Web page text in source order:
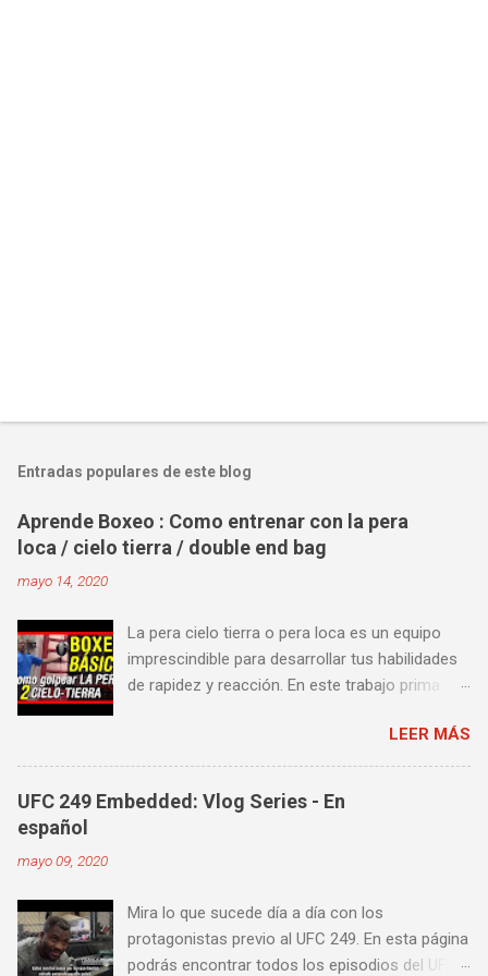
Entradas populares de este blog
Aprende Boxeo : Como entrenar con la pera
loca / cielo tierra / double end bag
mayo 14, 2020
La pera cielo tierra o pera loca es un equipo
imprescindible para desarrollar tus habilidades
de rapidez y reacción. En este trabajo prima
fuerza o la contundencia. Este trabajo también
es fenomenal para desarrollar esquives y
contra golpes a alta velocidad; así como
también las entradas rápidas para acortar
algunos videos donde puedes aprender a
golpear la pera cielo tierra o pera loca. En esta
LEER MÁS
UFC 249 Embedded: Vlog Series - En
español
mayo 09, 2020
Mira lo que sucede día a día con los
protagonistas previo al UFC 249. En esta página
podrás encontrar todos los episodios del UFC